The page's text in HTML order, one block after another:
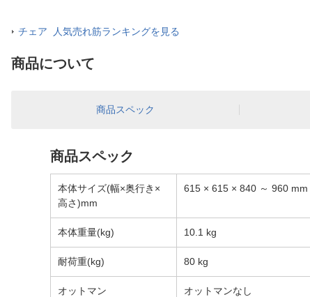
チェア 人気売れ筋ランキングを見る
商品について
商品スペック
商品スペック
本体サイズ(幅×奥行き×
高さ)mm
615 × 615 × 840 ～ 960 mm
本体重量(kg) 10.1 kg
耐荷重(kg) 80 kg
オットマン オットマンなし